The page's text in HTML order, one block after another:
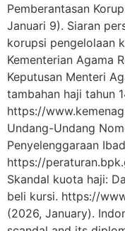
Pemberantasan
Januari 9). Siaran
korupsi pengelolaan
Kementerian Agama
Keputusan Menteri
tambahan haji tahun
https://
Undang-Undang
Penyelenggaraan
https://
Skandal kuota haji:
beli kursi. https://
(2026, January).